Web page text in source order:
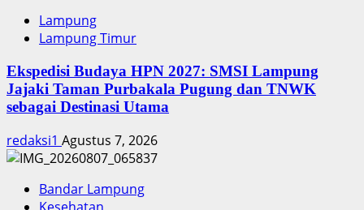
Lampung
Lampung Timur
Ekspedisi Budaya HPN 2027: SMSI Lampung
Jajaki Taman Purbakala Pugung dan TNWK
sebagai Destinasi Utama
redaksi1 Agustus 7, 2026
Bandar Lampung